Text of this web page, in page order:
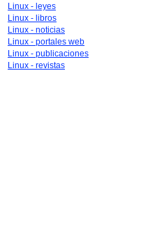
Linux - leyes
Linux - libros
Linux - noticias
Linux - portales web
Linux - publicaciones
Linux - revistas